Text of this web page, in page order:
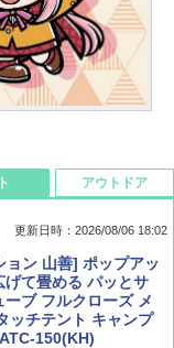
２６年 ９月号 [雑
Ｎ)
ンマイ タイ北部の魅
球の歩き方D アジア
更新日時：2026/08/06 18:02
ン 山善] ポップアッ
て畳める パッとサ
ブ フルクローズ メ
ッチテント キャンプ
150(KH)
アウトドア